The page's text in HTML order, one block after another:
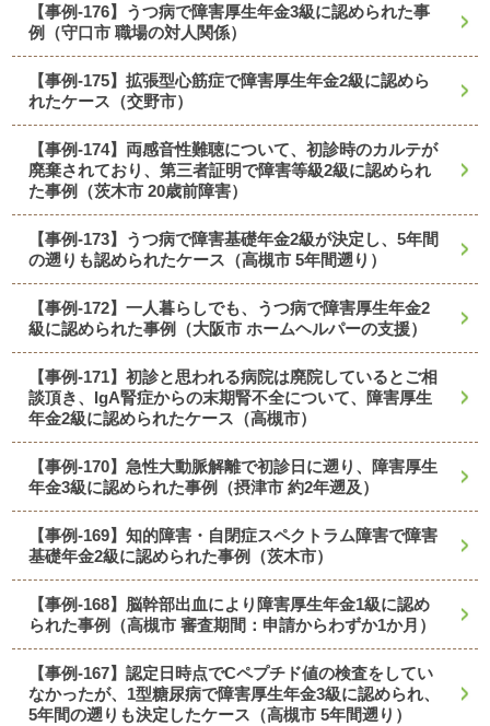
【事例-176】うつ病で障害厚生年金3級に認められた事
例（守口市 職場の対人関係）
【事例-175】拡張型心筋症で障害厚生年金2級に認めら
れたケース（交野市）
【事例-174】両感音性難聴について、初診時のカルテが
廃棄されており、第三者証明で障害等級2級に認められ
た事例（茨木市 20歳前障害）
【事例-173】うつ病で障害基礎年金2級が決定し、5年間
の遡りも認められたケース（高槻市 5年間遡り）
【事例-172】一人暮らしでも、うつ病で障害厚生年金2
級に認められた事例（大阪市 ホームヘルパーの支援）
【事例-171】初診と思われる病院は廃院しているとご相
談頂き、IgA腎症からの末期腎不全について、障害厚生
年金2級に認められたケース（高槻市）
【事例-170】急性大動脈解離で初診日に遡り、障害厚生
年金3級に認められた事例（摂津市 約2年遡及）
【事例-169】知的障害・自閉症スペクトラム障害で障害
基礎年金2級に認められた事例（茨木市）
【事例-168】脳幹部出血により障害厚生年金1級に認め
られた事例（高槻市 審査期間：申請からわずか1か月）
【事例-167】認定日時点でCペプチド値の検査をしてい
なかったが、1型糖尿病で障害厚生年金3級に認められ、
5年間の遡りも決定したケース（高槻市 5年間遡り）